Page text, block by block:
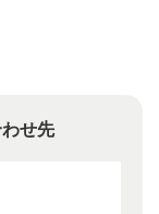
せ先